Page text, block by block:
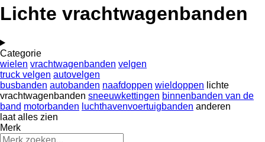
Lichte vrachtwagenbanden
Categorie
wielen vrachtwagenbanden velgen
truck velgen autovelgen
busbanden autobanden naafdoppen wieldoppen lichte
vrachtwagenbanden sneeuwkettingen binnenbanden van de
band motorbanden luchthavenvoertuigbanden anderen
laat alles zien
Merk